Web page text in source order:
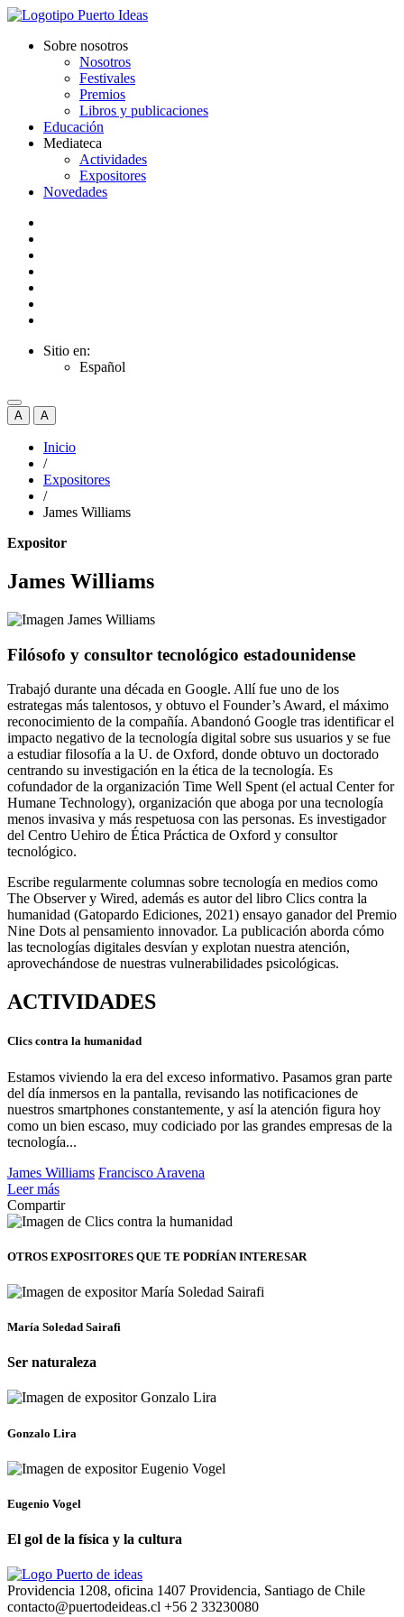
Sobre nosotros
Nosotros
Festivales
Premios
Libros y publicaciones
Educación
Mediateca
Actividades
Expositores
Novedades
Sitio en:
Español
A A
Inicio
/
Expositores
/
James Williams
Expositor
James Williams
Filósofo y consultor tecnológico estadounidense
Trabajó durante una década en Google. Allí fue uno de los
estrategas más talentosos, y obtuvo el Founder’s Award, el máximo
reconocimiento de la compañía. Abandonó Google tras identificar el
impacto negativo de la tecnología digital sobre sus usuarios y se fue
a estudiar filosofía a la U. de Oxford, donde obtuvo un doctorado
centrando su investigación en la ética de la tecnología. Es
cofundador de la organización Time Well Spent (el actual Center for
Humane Technology), organización que aboga por una tecnología
menos invasiva y más respetuosa con las personas. Es investigador
del Centro Uehiro de Ética Práctica de Oxford y consultor
tecnológico.
Escribe regularmente columnas sobre tecnología en medios como
The Observer y Wired, además es autor del libro Clics contra la
humanidad (Gatopardo Ediciones, 2021) ensayo ganador del Premio
Nine Dots al pensamiento innovador. La publicación aborda cómo
las tecnologías digitales desvían y explotan nuestra atención,
aprovechándose de nuestras vulnerabilidades psicológicas.
ACTIVIDADES
Clics contra la humanidad
Estamos viviendo la era del exceso informativo. Pasamos gran parte
del día inmersos en la pantalla, revisando las notificaciones de
nuestros smartphones constantemente, y así la atención figura hoy
como un bien escaso, muy codiciado por las grandes empresas de la
tecnología...
James Williams Francisco Aravena
Leer más
Compartir
OTROS EXPOSITORES QUE TE PODRÍAN INTERESAR
María Soledad Sairafi
Ser naturaleza
Gonzalo Lira
Eugenio Vogel
El gol de la física y la cultura
Providencia 1208, oficina 1407 Providencia, Santiago de Chile
contacto@puertodeideas.cl +56 2 33230080